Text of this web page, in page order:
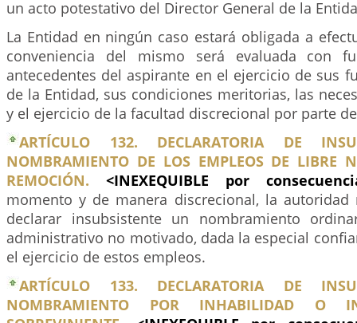
un acto potestativo del Director General de la
La Entidad en ningún caso estará obligada a
conveniencia del mismo será evaluada con
antecedentes del aspirante en el ejercicio de sus
de la Entidad, sus condiciones meritorias, las
y el ejercicio de la facultad discrecional por parte
ARTÍCULO 132. DECLARATORIA DE
NOMBRAMIENTO DE LOS EMPLEOS DE LIBRE
REMOCIÓN.
<INEXEQUIBLE por
momento y de manera discrecional, la autoridad
declarar insubsistente un nombramiento
administrativo no motivado, dada la especial
el ejercicio de estos empleos.
ARTÍCULO 133. DECLARATORIA DE
NOMBRAMIENTO POR INHABILIDAD O